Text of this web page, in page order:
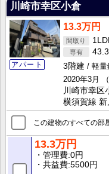
川崎市幸区小倉
アパート
13.3万円
3階建
軽量
2020年3月
川崎市幸区
横須賀線
この建物のすべての部
13.3万円
管理費 0円
共益費 5500円